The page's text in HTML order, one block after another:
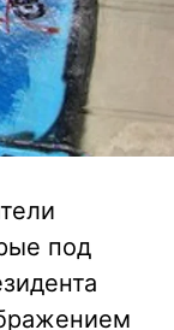
под